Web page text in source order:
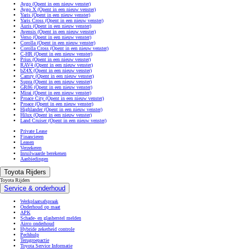
Aygo (Opent in een nieuw venster)
Aygo X (Opent in een nieuw venster)
Yaris (Opent in een nieuw venster)
Yaris Cross (Opent in een nieuw venster)
Auris (Opent in een nieuw venster)
Avensis (Opent in een nieuw venster)
Verso (Opent in een nieuw venster)
Corolla (Opent in een nieuw venster)
Corolla Cross (Opent in een nieuw venster)
C-HR (Opent in een nieuw venster)
Prius (Opent in een nieuw venster)
RAV4 (Opent in een nieuw venster)
bZ4X (Opent in een nieuw venster)
Camry (Opent in een nieuw venster)
Supra (Opent in een nieuw venster)
GR86 (Opent in een nieuw venster)
Mirai (Opent in een nieuw venster)
Proace City (Opent in een nieuw venster)
Proace (Opent in een nieuw venster)
Highlander(Opent in een nieuw venster)
Hilux (Opent in een nieuw venster)
Land Cruiser(Opent in een nieuw venster)
Private Lease
Financieren
Leasen
Verzekeren
Inruilwaarde berekenen
Aanbiedingen
Toyota Rijders
Toyota Rijders
Service & onderhoud
Werkplaatsafspraak
Onderhoud op maat
APK
Schade- en glasherstel melden
Airco onderhoud
Hybride zekerheid controle
Pechhulp
Terugroepactie
Toyota Service Informatie